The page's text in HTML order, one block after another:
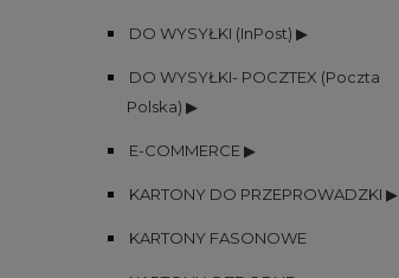
DO WYSYŁKI (InPost) ▶
DO WYSYŁKI- POCZTEX (Poczta
Polska) ▶
E-COMMERCE ▶
KARTONY DO PRZEPROWADZKI ▶
KARTONY FASONOWE